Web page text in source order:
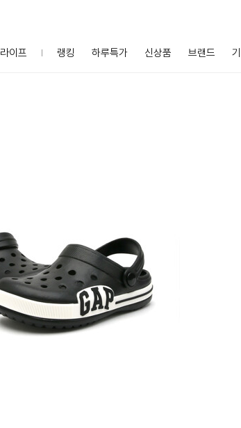
라이프 랭킹 하루특가 신상품 브랜드